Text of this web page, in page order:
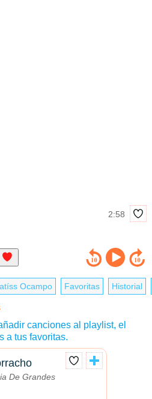
2:58
Ocampo Favoritas Historial
canciones al playlist, el
a tus favoritas.
De Grandes